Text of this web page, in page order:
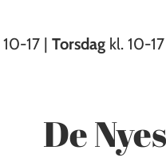
17 | Torsdagkl. 10-
De